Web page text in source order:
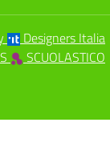
Designers Italia
SCUOLASTICO